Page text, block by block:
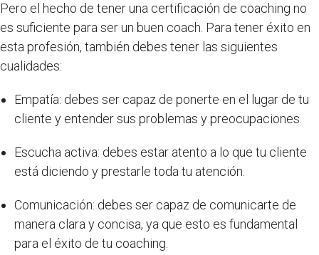
Pero el hecho de tener una certificación de coaching no
es suficiente para ser un buen coach. Para tener éxito en
esta profesión, también debes tener las siguientes
cualidades:
Empatía: debes ser capaz de ponerte en el lugar de tu
cliente y entender sus problemas y preocupaciones.
Escucha activa: debes estar atento a lo que tu cliente
está diciendo y prestarle toda tu atención.
Comunicación: debes ser capaz de comunicarte de
manera clara y concisa, ya que esto es fundamental
para el éxito de tu coaching.